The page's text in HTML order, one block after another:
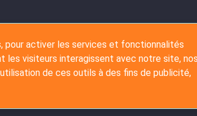
pour activer les services et fonctionnalités
les visiteurs interagissent avec notre site, nos
de ces outils à des fins de publicité,